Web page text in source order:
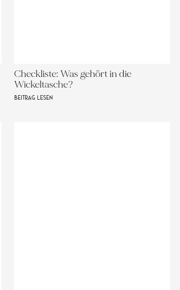
Checkliste: Was gehört in die
Wickeltasche?
BEITRAG LESEN